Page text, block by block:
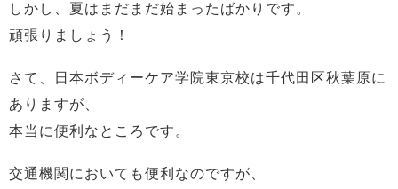
しかし、夏はまだまだ始まったばかりです。
頑張りましょう！
さて、日本ボディーケア学院東京校は千代田区秋葉原に
ありますが、
本当に便利なところです。
交通機関においても便利なのですが、